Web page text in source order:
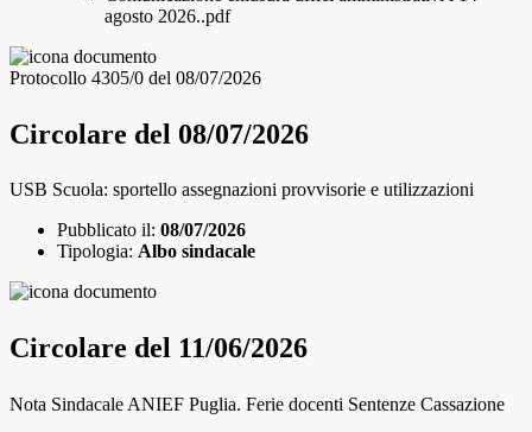
agosto 2026..pdf
Protocollo 4305/0 del 08/07/2026
Circolare del 08/07/2026
USB Scuola: sportello assegnazioni provvisorie e utilizzazioni
Pubblicato il: 08/07/2026
Tipologia: Albo sindacale
Circolare del 11/06/2026
Nota Sindacale ANIEF Puglia. Ferie docenti Sentenze Cassazione